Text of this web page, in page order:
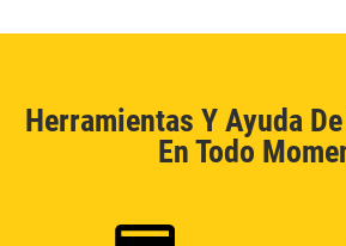
Herramientas Y Ayuda
En Todo